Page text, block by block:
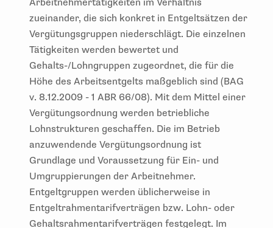
Arbeitnehmertätigkeiten im Verhältnis
zueinander, die sich konkret in Entgeltsätzen der
Vergütungsgruppen niederschlägt. Die einzelnen
Tätigkeiten werden bewertet und
Gehalts-/Lohngruppen zugeordnet, die für die
Höhe des Arbeitsentgelts maßgeblich sind (BAG
v. 8.12.2009 - 1 ABR 66/08). Mit dem Mittel einer
Vergütungsordnung werden betriebliche
Lohnstrukturen geschaffen. Die im Betrieb
anzuwendende Vergütungsordnung ist
Grundlage und Voraussetzung für Ein- und
Umgruppierungen der Arbeitnehmer.
Entgeltgruppen werden üblicherweise in
Entgeltrahmentarifverträgen bzw. Lohn- oder
Gehaltsrahmentarifverträgen festgelegt. Im